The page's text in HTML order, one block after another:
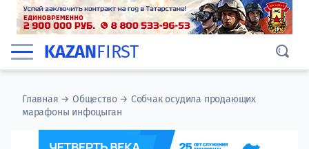
KAZANFIRST
Главная →Общество→ Собчак осудила продающих
марафоны ‎инфоцыган